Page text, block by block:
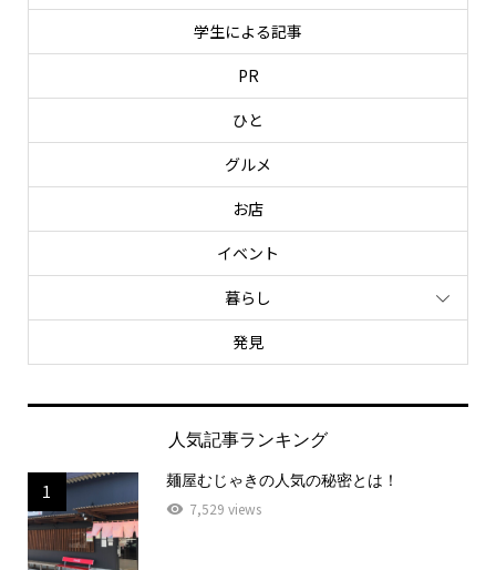
学生による記事
PR
ひと
グルメ
お店
イベント
暮らし
発見
人気記事ランキング
1
麺屋むじゃきの人気の秘密とは！
7,529 views